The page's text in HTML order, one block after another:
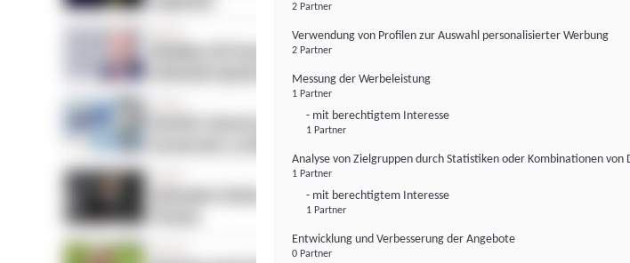
2 Partner
Verwendung von Profilen zur Auswahl personalisierter Werbung
2 Partner
Messung der Werbeleistung
1 Partner
- mit berechtigtem Interesse
1 Partner
Analyse von Zielgruppen durch Statistiken oder Kombinationen von
1 Partner
- mit berechtigtem Interesse
1 Partner
Entwicklung und Verbesserung der Angebote
0 Partner